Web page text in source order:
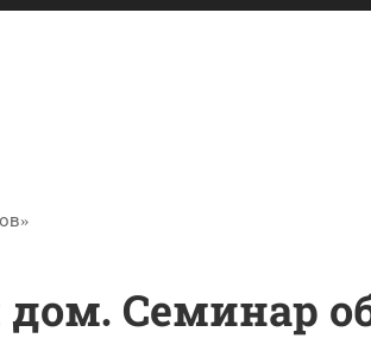
дом. Семинар